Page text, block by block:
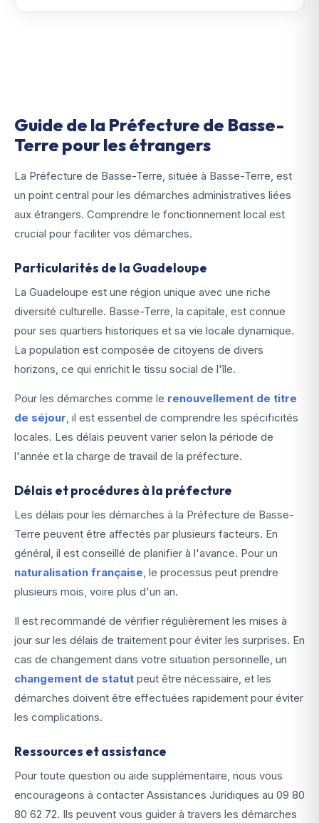
Guide de la Préfecture de Basse-
Terre pour les étrangers
La Préfecture de Basse-Terre, située à Basse-Terre, est
un point central pour les démarches administratives liées
aux étrangers. Comprendre le fonctionnement local est
crucial pour faciliter vos démarches.
Particularités de la Guadeloupe
La Guadeloupe est une région unique avec une riche
diversité culturelle. Basse-Terre, la capitale, est connue
pour ses quartiers historiques et sa vie locale dynamique.
La population est composée de citoyens de divers
horizons, ce qui enrichit le tissu social de l'île.
Pour les démarches comme le renouvellement de titre
de séjour, il est essentiel de comprendre les spécificités
locales. Les délais peuvent varier selon la période de
l'année et la charge de travail de la préfecture.
Délais et procédures à la préfecture
Les délais pour les démarches à la Préfecture de Basse-
Terre peuvent être affectés par plusieurs facteurs. En
général, il est conseillé de planifier à l'avance. Pour un
naturalisation française, le processus peut prendre
plusieurs mois, voire plus d'un an.
Il est recommandé de vérifier régulièrement les mises à
jour sur les délais de traitement pour éviter les surprises. En
cas de changement dans votre situation personnelle, un
changement de statut peut être nécessaire, et les
démarches doivent être effectuées rapidement pour éviter
les complications.
Ressources et assistance
Pour toute question ou aide supplémentaire, nous vous
encourageons à contacter Assistances Juridiques au 09 80
80 62 72. Ils peuvent vous guider à travers les démarches